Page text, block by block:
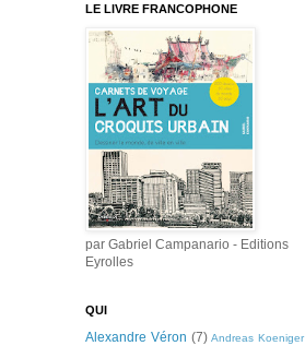
LE LIVRE FRANCOPHONE
par Gabriel Campanario - Editions
Eyrolles
QUI
Alexandre Véron (7) Andreas Koeniger